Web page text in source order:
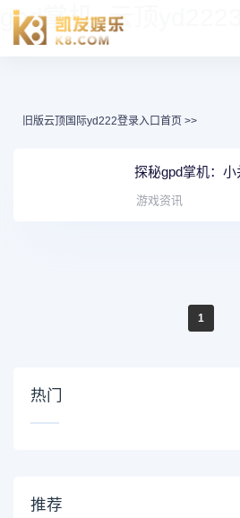
gpd掌机 -云顶
旧版云顶国际yd222登录入口首页 >>
探秘gpd掌机：
游戏资讯
1
热门
推荐